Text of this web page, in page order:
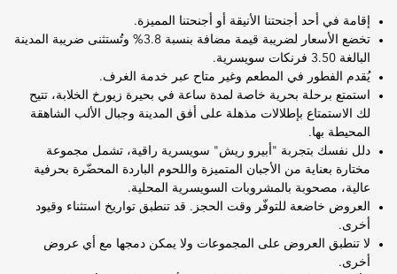
إقامة في أحد أجنحتنا الأنيقة أو أجنحتنا المميزة.
تخضع الأسعار لضريبة قيمة مضافة بنسبة 3.8% وتُستثنى ضريبة المدينة
البالغة 3.50 فرنكات سويسرية.
يُقدم الفطور في المطعم وغير متاح عبر خدمة الغرف.
استمتع برحلة بحرية خاصة لمدة ساعة في بحيرة زيورخ الخلابة، تتيح
لك الاستمتاع بإطلالات مذهلة على أفق المدينة وجبال الألب الشاهقة
المحيطة بها.
دلل نفسك بتجربة "أبيرو ريش" سويسرية راقية، تشمل مجموعة
مختارة بعناية من الأجبان المتميزة واللحوم الباردة المحضّرة بحرفية
عالية، مصحوبة بالمشروبات السويسرية المحلية.
العروض خاضعة للتوفّر وقت الحجز. قد تنطبق تواريخ استثناء وقيود
أخرى.
لا تنطبق العروض على المجموعات ولا يمكن دمجها مع أي عروض
أخرى.